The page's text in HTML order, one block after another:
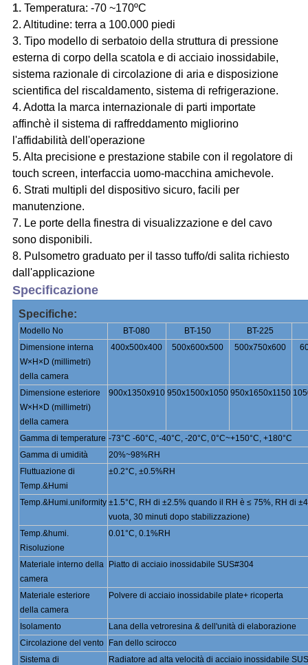
1. Temperatura: -70 ~170ºC
2. Altitudine: terra a 100.000 piedi
3. Tipo modello di serbatoio della struttura di pressione
esterna di corpo della scatola e di acciaio inossidabile,
sistema razionale di circolazione di aria e disposizione
scientifica del riscaldamento, sistema di refrigerazione.
4. Adotta la marca internazionale di parti importate
affinchè il sistema di raffreddamento migliorino
l'affidabilità dell'operazione
5. Alta precisione e prestazione stabile con il regolatore di
touch screen, interfaccia uomo-macchina amichevole.
6. Strati multipli del dispositivo sicuro, facili per
manutenzione.
7. Le porte della finestra di visualizzazione e del cavo
sono disponibili.
8. Pulsometro graduato per il tasso tuffo/di salita richiesto
dall'applicazione
Specificazione
Specifiche:
Modello No BT-080 BT-150
BT-225
Dimensione interna
W×H×D (millimetri)
della camera
400x500x400 500x600x500 500x750x600
Dimensione esteriore
W×H×D (millimetri)
della camera
900x1350x910 950x1500x1050 950x1650x1150
Gamma di temperature -73°C -60°C, -40°C, -20°C, 0°C~+150°C, +180°C
Gamma di umidità
20%~98%RH
Fluttuazione di
Temp.&Humi
±0.2°C, ±0.5%RH
Temp.&Humi.uniformity ±1.5°C, RH di ±2.5% quando il RH è ≤ 75%, RH di
vuota, 30 minuti dopo stabilizzazione)
Temp.&humi.
Risoluzione
0.01°C, 0.1%RH
Materiale interno della
camera
Piatto di acciaio inossidabile SUS#304
Materiale esteriore
della camera
Polvere di acciaio inossidabile plate+ ricoperta
Isolamento
Lana della vetroresina & dell'unità di elaborazione
Circolazione del vento
Fan dello scirocco
Sistema di
Radiatore ad alta velocità di acciaio inossidabile